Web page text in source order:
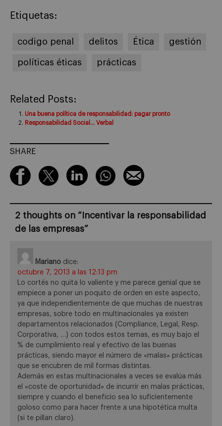
Etiquetas:
codigo penal delitos Ética gestión
políticas éticas prácticas
Related Posts:
Una buena política de responsabilidad: pagar pronto
Responsabilidad Social… Verbal
SHARE
2 thoughts on “ Incentivar la responsabilidad
de las empresas”
Mariano dice:
octubre 7, 2013 a las 12:13 pm
Lo cortés no quita lo valiente y me parece genial que se
empiece a poner un poquito de orden en este aspecto,
ya que independientemente de que muchas de nuestras
empresas, sobre todo en multinacionales ya existen
departamentos relacionados (Compliance, Legal, Resp.
Corporativa, …) con todos estos temas, es muy bajo el
% de cumplimiento real y efectivo de las buenas
prácticas, siendo mayor el número de «malas» prácticas
que se encubren de mil formas distintas.
Además en estas multinacionales a veces se evalúa más
el «coste de oportunidad» de incurrir en malas prácticas,
siempre y cuando el beneficio sea lo suficientemente
goloso como para hacer frente a una hipotética multa
(si te pillan claro).